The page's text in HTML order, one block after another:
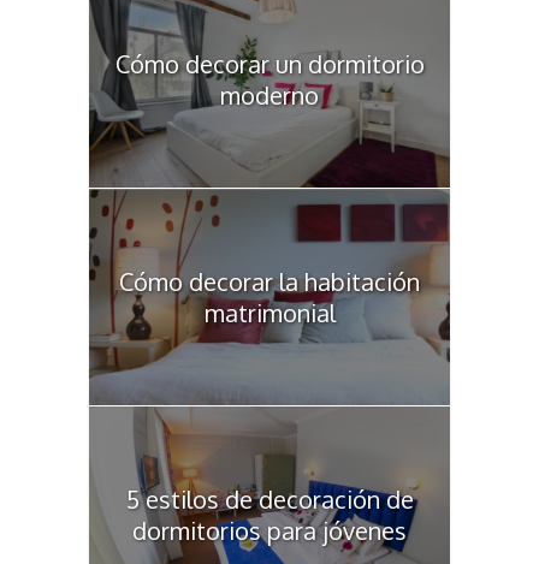
Cómo decorar un dormitorio
moderno
Cómo decorar la habitación
matrimonial
5 estilos de decoración de
dormitorios para jóvenes